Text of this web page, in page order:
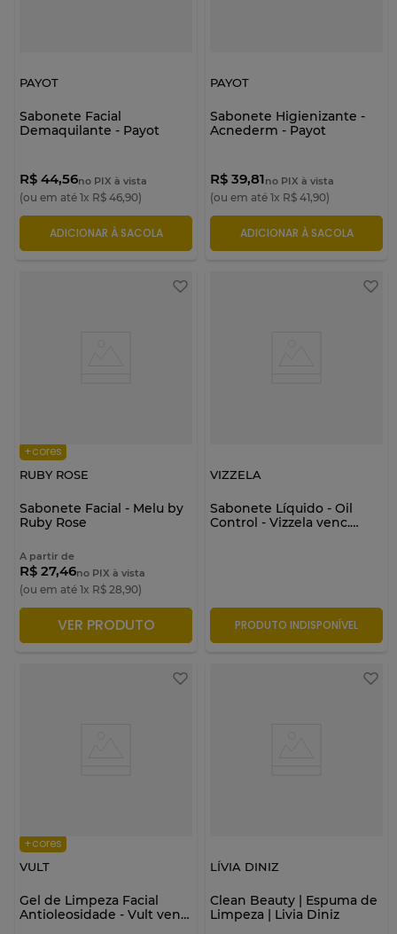
PAYOT
Sabonete Facial
Demaquilante - Payot
R$ 44,56no PIX à vista
(ou em até 1x R$ 46,90)
ADICIONAR À SACOLA
PAYOT
Sabonete Higienizante -
Acnederm - Payot
R$ 39,81no PIX à vista
(ou em até 1x R$ 41,90)
ADICIONAR À SACOLA
+cores
RUBY ROSE
Sabonete Facial - Melu by
Ruby Rose
A partir de
R$ 27,46no PIX à vista
(ou em até 1x R$ 28,90)
ADICIONAR À SACOLA
VER PRODUTO
VIZZELA
Sabonete Líquido - Oil
Control - Vizzela venc.
PRODUTO INDISPONÍVEL
+cores
VULT
Gel de Limpeza Facial
Antioleosidade - Vult venc.
LÍVIA DINIZ
Clean Beauty | Espuma de
Limpeza | Livia Diniz